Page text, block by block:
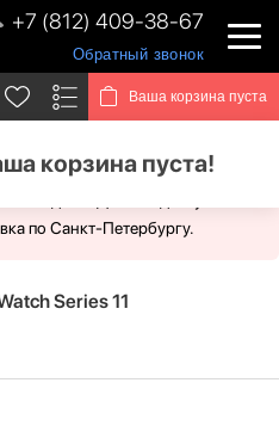
+7 (812) 409-38-67
Обратный звонок
Ваша корзина пуста
корзина пуста!
выходных. Для Вас доступен
по Санкт-Петербургу.
Series 11